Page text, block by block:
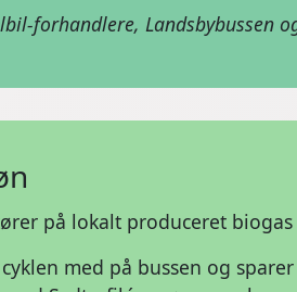
forhandlere, Landsbybussen
på lokalt produceret
med på bussen og sparer